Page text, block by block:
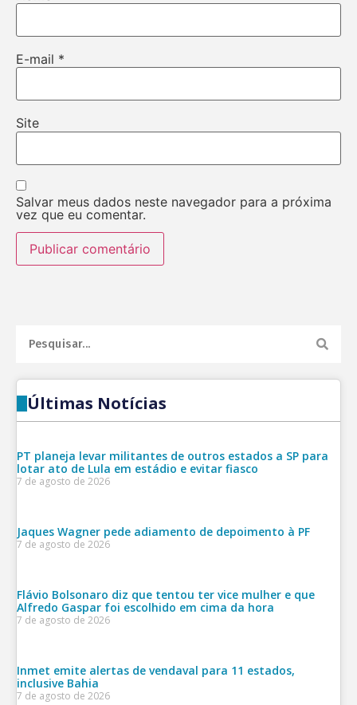
E-mail *
Site
Salvar meus dados neste navegador para a próxima
vez que eu comentar.
Últimas Notícias
PT planeja levar militantes de outros estados a SP para
lotar ato de Lula em estádio e evitar fiasco
7 de agosto de 2026
Jaques Wagner pede adiamento de depoimento à PF
7 de agosto de 2026
Flávio Bolsonaro diz que tentou ter vice mulher e que
Alfredo Gaspar foi escolhido em cima da hora
7 de agosto de 2026
Inmet emite alertas de vendaval para 11 estados,
inclusive Bahia
7 de agosto de 2026